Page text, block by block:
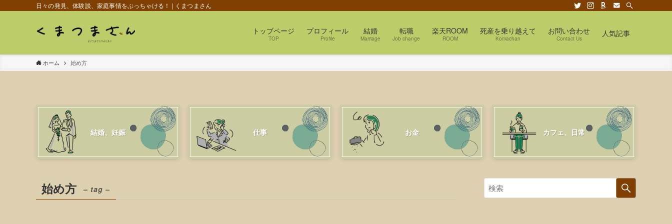
日々の発見、体験談、家庭事情をぶっちゃける！ | くまつまさん
トッブページ
TOP
プロフィール
Profile
結婚
Marriage
転職
Job change
楽天ROOM
ROOM
死産を乗り越えて
Komachan
お問い合わせ
Contact Us
人気記事
ホーム 始め方
結婚、妊娠 仕事 お金 カフェ、日常
始め方 – tag –